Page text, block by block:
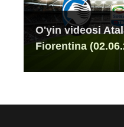
O'yin videosi
Fiorentina